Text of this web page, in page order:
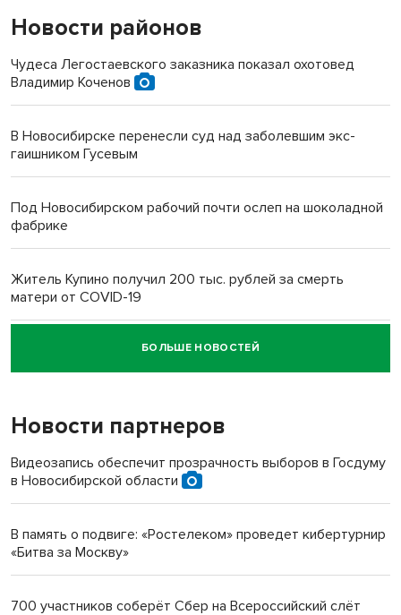
Новости районов
Чудеса Легостаевского заказника показал охотовед
Владимир Коченов
В Новосибирске перенесли суд над заболевшим экс-
гаишником Гусевым
Под Новосибирском рабочий почти ослеп на шоколадной
фабрике
Житель Купино получил 200 тыс. рублей за смерть
матери от COVID-19
Новосибирский суд наказал водителя за смерть
пенсионерки на вокзале
«Мы живём на пастбище!»: в новосибирском селе лошади
терроризируют жителей
Инвалид получил условный срок за избиение врачей
Новосибирский преподаватель с женой вошли в топ-16
БОЛЬШЕ НОВОСТЕЙ
Новости партнеров
Видеозапись обеспечит прозрачность выборов в Госдуму
в Новосибирской области
В память о подвиге: «Ростелеком» проведет кибертурнир
«Битва за Москву»
700 участников соберёт Сбер на Всероссийский слёт